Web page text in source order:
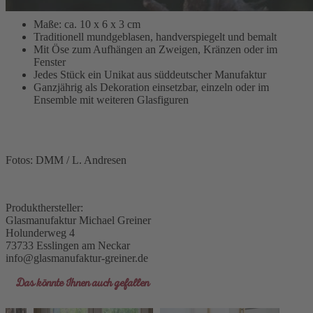
Maße: ca. 10 x 6 x 3 cm
Traditionell mundgeblasen, handverspiegelt und bemalt
Mit Öse zum Aufhängen an Zweigen, Kränzen oder im
Fenster
Jedes Stück ein Unikat aus süddeutscher Manufaktur
Ganzjährig als Dekoration einsetzbar, einzeln oder im
Ensemble mit weiteren Glasfiguren
Fotos: DMM / L. Andresen
Produkthersteller:
Glasmanufaktur Michael Greiner
Holunderweg 4
73733 Esslingen am Neckar
info@glasmanufaktur-greiner.de
Das könnte Ihnen auch gefallen